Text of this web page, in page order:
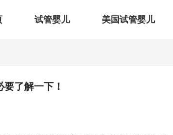
试管婴儿 美国试管婴儿
了解一下！